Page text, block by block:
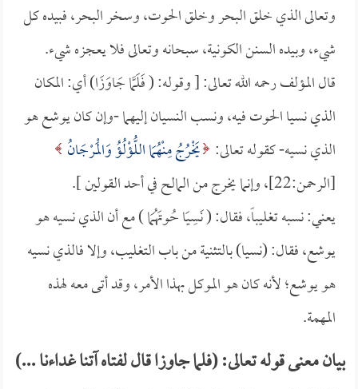
وتعالى الذي خلق البحر وخلق الحوت، وسخر البحر، فبيده كل
شيء، وبيده السنن الكونية، سبحانه وتعالى فلا يعجزه شيء.
قال المؤلف رحمه الله تعالى: [ وقوله: ( فَلَمَّا جَاوَزَا) أي: المكان
الذي نسيا الحوت فيه، ونسب النسيان إليهما -وإن كان يوشع هو
الذي نسيه- كقوله تعالى: يَخْرُجُ مِنْهُمَا اللُّؤْلُؤُ وَالْمَرْجَانُ
[الرحمن:22]، وإنما يخرج من المالح في أحد القولين ].
يعني: نسبه تغليباً، فقال: ( نَسِيَا حُوتَهُمَا ) مع أن الذي نسيه هو
يوشع، فقال: (نسيا) بالتثنية من باب التغليب، وإلا فالذي نسيه
هو يوشع؛ لأنه كان هو الموكل بهذا الأمر، وقد أتى معه لهذه
المهمة.
بيان معنى قوله تعالى: (فلما جاوزا قال لفتاه آتنا غداءنا ...)